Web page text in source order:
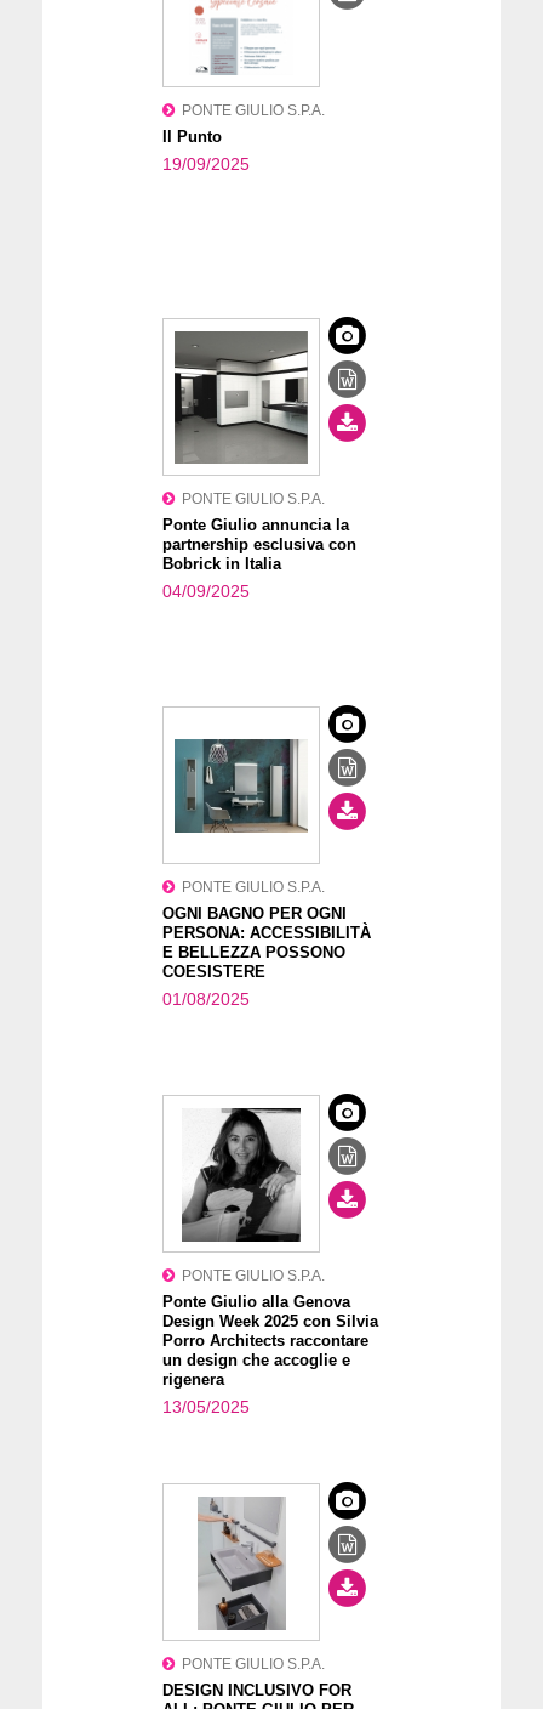
PONTE GIULIO S.P.A.
Il Punto
19/09/2025
PONTE GIULIO S.P.A.
Ponte Giulio annuncia la
partnership esclusiva con
Bobrick in Italia
04/09/2025
PONTE GIULIO S.P.A.
OGNI BAGNO PER OGNI
PERSONA: ACCESSIBILITÀ
E BELLEZZA POSSONO
COESISTERE
01/08/2025
PONTE GIULIO S.P.A.
Ponte Giulio alla Genova
Design Week 2025 con Silvia
Porro Architects raccontare
un design che accoglie e
rigenera
13/05/2025
PONTE GIULIO S.P.A.
DESIGN INCLUSIVO FOR